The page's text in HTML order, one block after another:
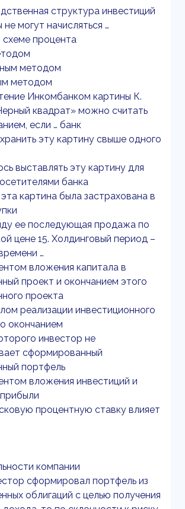
структура инвестиций
могут начисляться …
процента
методом
методом
Инкомбанком картины К.
квадрат» можно считать
если … банк
эту картину свыше одного
выставлять эту картину для
банка
картина была застрахована в
ее последующая продажа по
цене 15. Холдинговый период –
…
вложения капитала в
проект и окончанием этого
проекта
реализации инвестиционного
окончанием
инвестор не
сформированный
портфель
вложения инвестиций и
процентную ставку влияет
компании
сформировал портфель из
облигаций с целью получения